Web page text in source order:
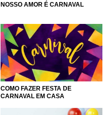
NOSSO AMOR É CARNAVAL
COMO FAZER FESTA DE
CARNAVAL EM CASA